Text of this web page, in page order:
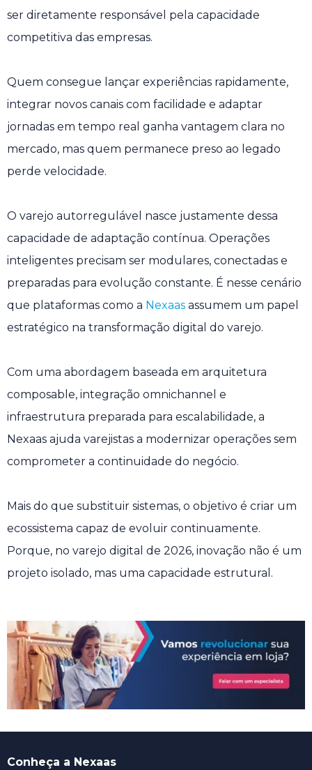
ser diretamente responsável pela capacidade
competitiva das empresas.
Quem consegue lançar experiências rapidamente,
integrar novos canais com facilidade e adaptar
jornadas em tempo real ganha vantagem clara no
mercado, mas quem permanece preso ao legado
perde velocidade.
O varejo autorregulável nasce justamente dessa
capacidade de adaptação contínua. Operações
inteligentes precisam ser modulares, conectadas e
preparadas para evolução constante. É nesse cenário
que plataformas como a Nexaas assumem um papel
estratégico na transformação digital do varejo.
Com uma abordagem baseada em arquitetura
composable, integração omnichannel e
infraestrutura preparada para escalabilidade, a
Nexaas ajuda varejistas a modernizar operações sem
comprometer a continuidade do negócio.
Mais do que substituir sistemas, o objetivo é criar um
ecossistema capaz de evoluir continuamente.
Porque, no varejo digital de 2026, inovação não é um
projeto isolado, mas uma capacidade estrutural.
Conheça a Nexaas